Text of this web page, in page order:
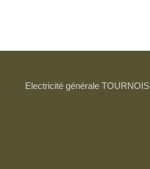
Electricité générale TOURNOIS